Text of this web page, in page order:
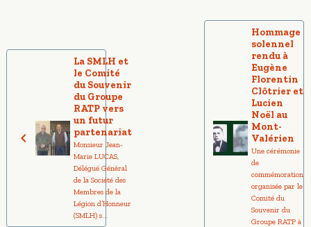
La SMLH et
le Comité
du Souvenir
du Groupe
RATP vers
un futur
partenariat
Monsieur Jean-
Marie LUCAS,
Délégué Général
de la Société des
Membres de la
Légion d’Honneur
(SMLH) s...
Hommage
solennel
rendu à
Eugène
Florentin
Clôtrier et
Lucien
Noël au
Mont-
Valérien
Une cérémonie
de
commémoration
organisée par le
Comité du
Souvenir du
Groupe RATP à